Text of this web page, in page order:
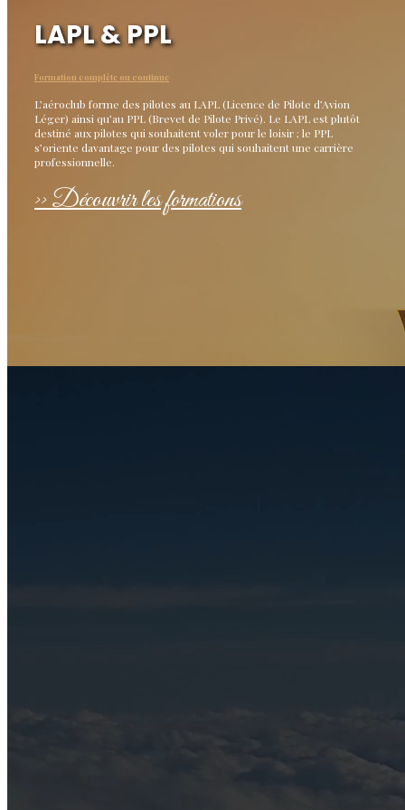
LAPL & PPL
Formation complète ou continue
L’aéroclub forme des pilotes au LAPL (Licence de Pilote d’Avion
Léger) ainsi qu’au PPL (Brevet de Pilote Privé). Le LAPL est plutôt
destiné aux pilotes qui souhaitent voler pour le loisir ; le PPL
s’oriente davantage pour des pilotes qui souhaitent une carrière
professionnelle.
>> Découvrir les formations